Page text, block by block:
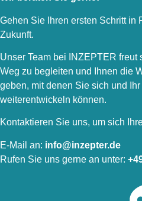
Gehen Sie Ihren ersten Schritt in
Zukunft.
Unser Team bei INZEPTER freut
Weg zu begleiten und Ihnen die
geben, mit denen Sie sich und
weiterentwickeln können.
Kontaktieren Sie uns, um sich
E-Mail an: info@inzepter.de
Rufen Sie uns gerne an unter: